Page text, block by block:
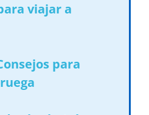
viajar a
para